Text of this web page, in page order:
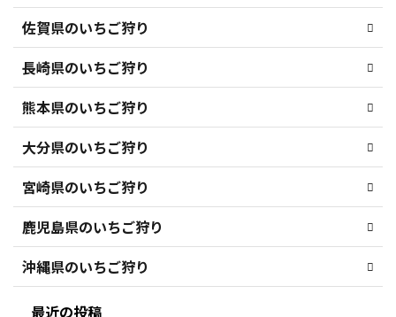
佐賀県のいちご狩り
長崎県のいちご狩り
熊本県のいちご狩り
大分県のいちご狩り
宮崎県のいちご狩り
鹿児島県のいちご狩り
沖縄県のいちご狩り
最近の投稿